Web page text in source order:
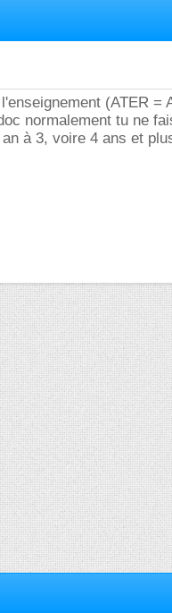
(ATER =
normalement tu ne
à 3, voire 4 ans et